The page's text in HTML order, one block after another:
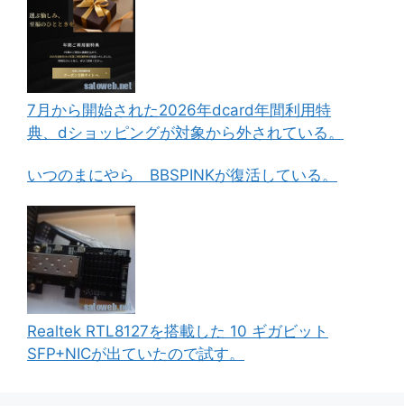
7月から開始された2026年dcard年間利用特
典、dショッピングが対象から外されている。
いつのまにやら BBSPINKが復活している。
Realtek RTL8127を搭載した 10 ギガビット
SFP+NICが出ていたので試す。